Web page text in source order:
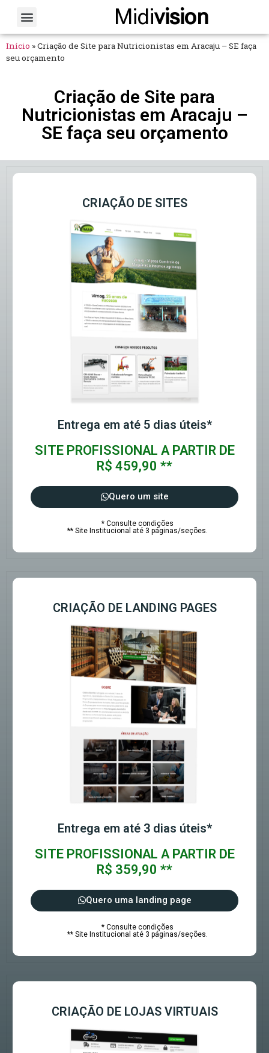
Midivision
Início »Criação de Site para Nutricionistas em Aracaju – SE faça
seu orçamento
Criação de Site para
Nutricionistas em Aracaju –
SE faça seu orçamento
CRIAÇÃO DE SITES
Entrega em até 5 dias úteis*
SITE PROFISSIONAL A PARTIR DE
R$ 459,90 **
Quero um site
* Consulte condições
** Site Institucional até 3 páginas/seções.
CRIAÇÃO DE LANDING PAGES
Entrega em até 3 dias úteis*
SITE PROFISSIONAL A PARTIR DE
R$ 359,90 **
Quero uma landing page
* Consulte condições
** Site Institucional até 3 páginas/seções.
CRIAÇÃO DE LOJAS VIRTUAIS